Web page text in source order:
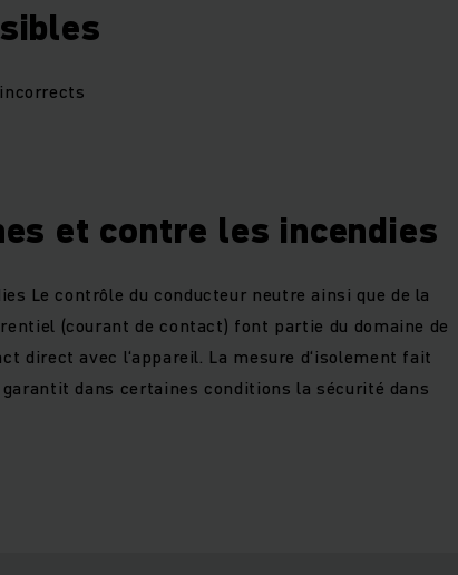
et contre les incendies
Le contrôle du conducteur neutre ainsi que de la
(courant de contact) font partie du domaine de
direct avec l‘appareil. La mesure d‘isolement fait
dans certaines conditions la sécurité dans